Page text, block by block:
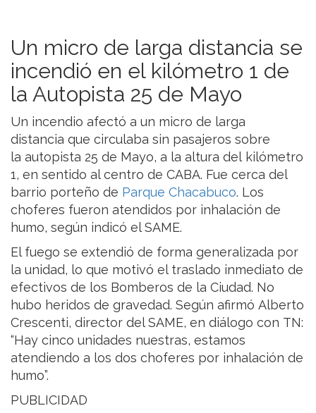
Un micro de larga distancia se
incendió en el kilómetro 1 de
la Autopista 25 de Mayo
Un incendio afectó a un micro de larga
distancia que circulaba sin pasajeros sobre
la autopista 25 de Mayo, a la altura del kilómetro
1, en sentido al centro de CABA. Fue cerca del
barrio porteño de Parque Chacabuco. Los
choferes fueron atendidos por inhalación de
humo, según indicó el SAME.
El fuego se extendió de forma generalizada por
la unidad, lo que motivó el traslado inmediato de
efectivos de los Bomberos de la Ciudad. No
hubo heridos de gravedad. Según afirmó Alberto
Crescenti, director del SAME, en diálogo con TN:
“Hay cinco unidades nuestras, estamos
atendiendo a los dos choferes por inhalación de
humo”.
PUBLICIDAD